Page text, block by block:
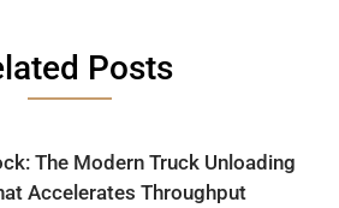
Posts
The Modern Truck Unloading
Accelerates Throughput